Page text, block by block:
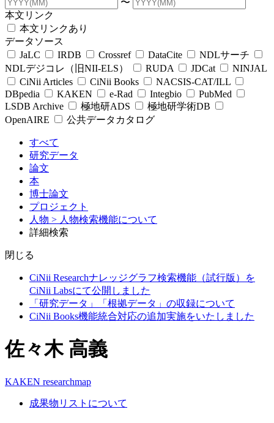
〜
本文リンク
本文リンクあり
データソース
JaLC
IRDB Crossref DataCite
NDLサーチ
NDLデジコレ（旧NII-ELS）
RUDA JDCat
NINJAL
CiNii Articles
CiNii Books
NACSIS-CAT/ILL
DBpedia
KAKEN e-Rad Integbio
PubMed
LSDB Archive
極地研ADS
極地研学術DB
OpenAIRE
公共データカタログ
すべて
研究データ
論文
本
博士論文
プロジェクト
人物 > 人物検索機能について
詳細検索
閉じる
CiNii Researchナレッジグラフ検索機能（試行版）を
CiNii Labsにて公開しました
「研究データ」「根拠データ」の収録について
CiNii Books機能統合対応の追加実施をいたしました
佐々木 高義
KAKEN researchmap
成果物リストについて